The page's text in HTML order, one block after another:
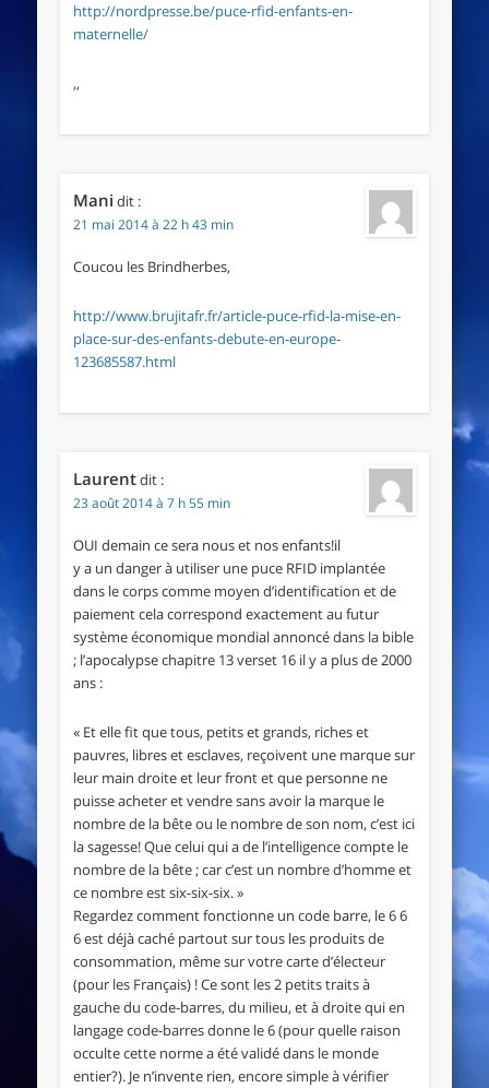
http://nordpresse.be/puce-rfid-enfants-en-
maternelle/
,,
Mani dit :
21 mai 2014 à 22 h 43 min
Coucou les Brindherbes,
http://www.brujitafr.fr/article-puce-rfid-la-mise-en-
place-sur-des-enfants-debute-en-europe-
123685587.html
Laurentdit :
23 août 2014 à 7 h 55 min
OUI demain ce sera nous et nos enfants!il
y a un danger à utiliser une puce RFID implantée
dans le corps comme moyen d’identification et de
paiement cela correspond exactement au futur
système économique mondial annoncé dans la bible
; l’apocalypse chapitre 13 verset 16 il y a plus de 2000
ans :
« Et elle fit que tous, petits et grands, riches et
pauvres, libres et esclaves, reçoivent une marque sur
leur main droite et leur front et que personne ne
puisse acheter et vendre sans avoir la marque le
nombre de la bête ou le nombre de son nom, c’est ici
la sagesse! Que celui qui a de l’intelligence compte le
nombre de la bête ; car c’est un nombre d’homme et
ce nombre est six-six-six. »
Regardez comment fonctionne un code barre, le 6 6
6 est déjà caché partout sur tous les produits de
consommation, même sur votre carte d’électeur
(pour les Français) ! Ce sont les 2 petits traits à
gauche du code-barres, du milieu, et à droite qui en
langage code-barres donne le 6 (pour quelle raison
occulte cette norme a été validé dans le monde
entier?). Je n’invente rien, encore simple à vérifier